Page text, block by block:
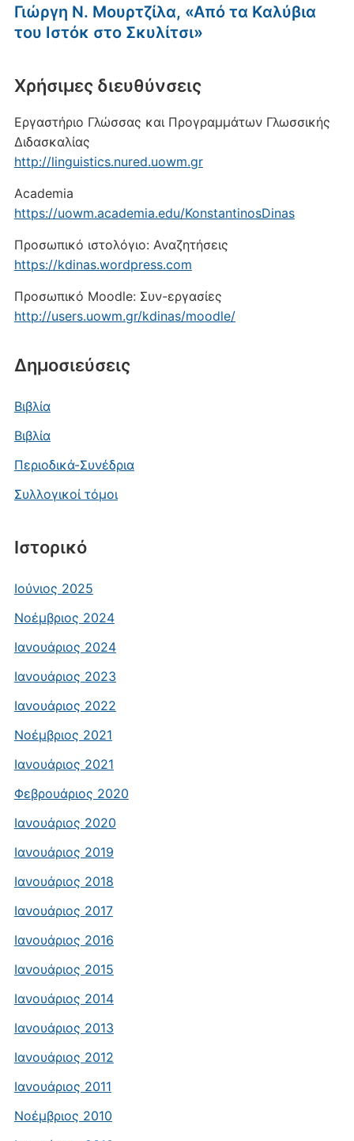
Γιώργη Ν. Μουρτζίλα, «Από τα Καλύβια
του Ιστόκ στο Σκυλίτσι»
Xρήσιμες διευθύνσεις
Εργαστήριο Γλώσσας και Προγραμμάτων Γλωσσικής
Διδασκαλίας
http://linguistics.nured.uowm.gr
Academia
https://uowm.academia.edu/KonstantinosDinas
Προσωπικό ιστολόγιο: Αναζητήσεις
https://kdinas.wordpress.com
Προσωπικό Moodle: Συν-εργασίες
http://users.uowm.gr/kdinas/moodle/
Δημοσιεύσεις
Βιβλία
Βιβλία
Περιοδικά-Συνέδρια
Συλλογικοί τόμοι
Ιστορικό
Ιούνιος 2025
Νοέμβριος 2024
Ιανουάριος 2024
Ιανουάριος 2023
Ιανουάριος 2022
Νοέμβριος 2021
Ιανουάριος 2021
Φεβρουάριος 2020
Ιανουάριος 2020
Ιανουάριος 2019
Ιανουάριος 2018
Ιανουάριος 2017
Ιανουάριος 2016
Ιανουάριος 2015
Ιανουάριος 2014
Ιανουάριος 2013
Ιανουάριος 2012
Ιανουάριος 2011
Νοέμβριος 2010